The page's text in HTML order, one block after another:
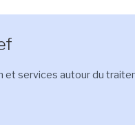
et services autour du